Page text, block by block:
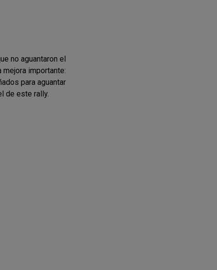
no aguantaron el
importante:
para aguantar
de este rally.